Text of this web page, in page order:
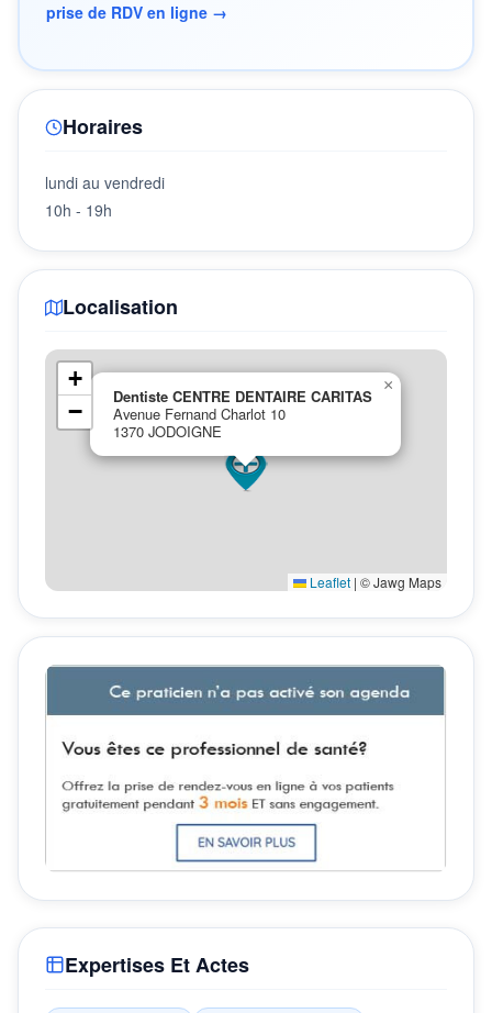
Expertises Et Actes
prise de RDV en ligne →
Horaires
lundi au vendredi
10h - 19h
Localisation
Dentiste CENTRE DENTAIRE CARITAS
Avenue Fernand Charlot 10
1370 JODOIGNE
×
+
−
Leaflet | © Jawg Maps